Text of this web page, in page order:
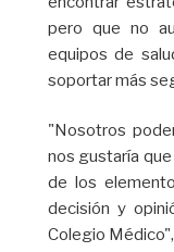
pero que no
equipos de
soportar más
"Nosotros
nos gustaría
de los
decisión y
Colegio